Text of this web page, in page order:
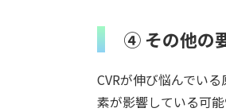
④ その他の
CVRが伸び悩んでい
素が影響している可能